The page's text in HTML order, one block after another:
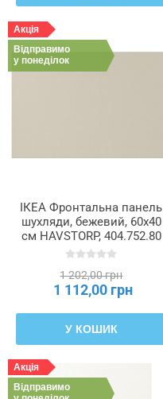
Акція
Відправимо
у понеділок
ІКЕА Фронтальна панель
шухляди, бежевий, 60x40
см HAVSTORP, 404.752.80
1 202,00 грн
1 112,00 грн
У КОШИК
Акція
Відправимо